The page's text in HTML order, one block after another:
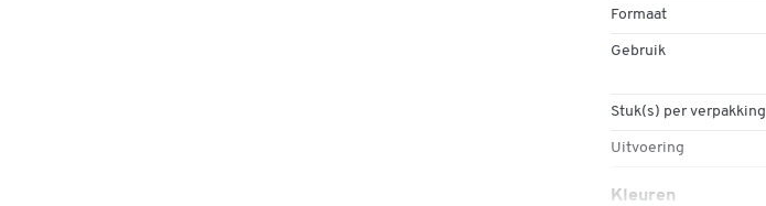
Formaat
Gebruik
Stuk(s) per verpakking
Uitvoering
Kleuren